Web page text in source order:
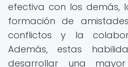
efectiva con los demás,
formación de
conflictos y la
Además, estas
desarrollar una